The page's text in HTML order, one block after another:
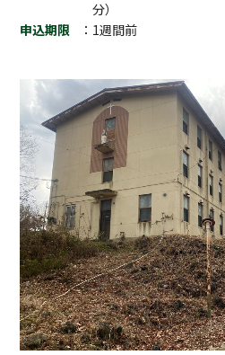
分）
申込期限
：1週間前